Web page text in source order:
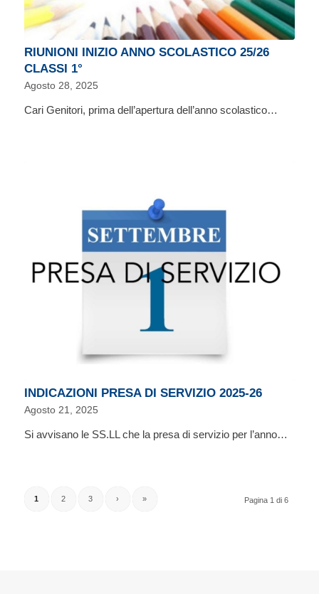
RIUNIONI INIZIO ANNO SCOLASTICO 25/26
CLASSI 1°
Agosto 28, 2025
Cari Genitori, prima dell’apertura dell’anno scolastico…
INDICAZIONI PRESA DI SERVIZIO 2025-26
Agosto 21, 2025
Si avvisano le SS.LL che la presa di servizio per l’anno…
Pagina 1 di 6
1 2 3 › »